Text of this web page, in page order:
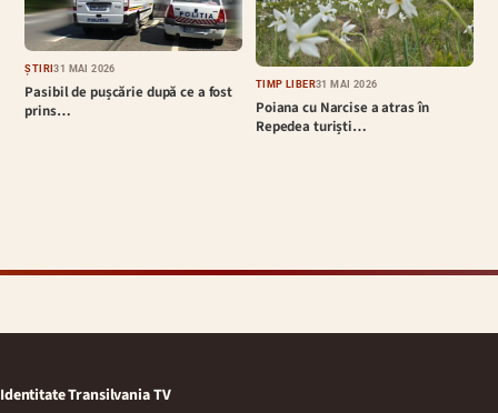
ȘTIRI31 MAI 2026
Pasibil de pușcărie după ce a fost
prins…
TIMP LIBER31 MAI 2026
Poiana cu Narcise a atras în
Repedea turiști…
Identitate Transilvania TV